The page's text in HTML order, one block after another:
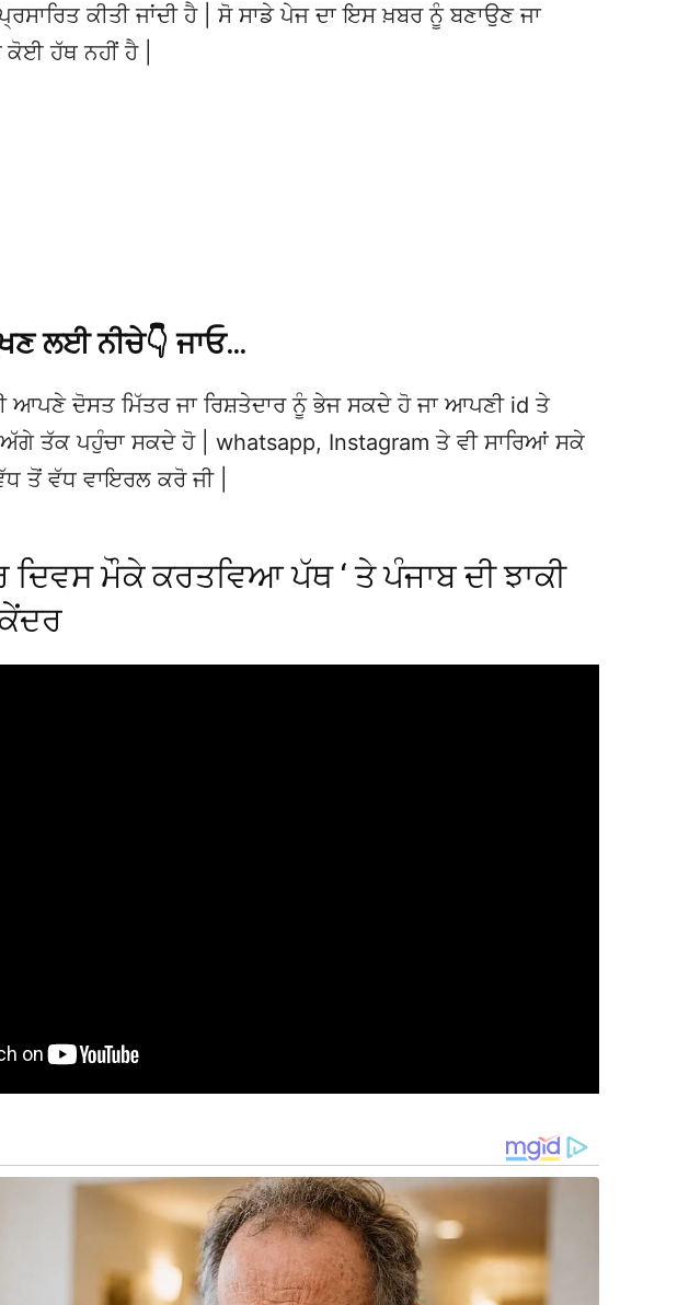
ਕੀਤੀ ਜਾਂਦੀ ਹੈ | ਸੋ ਸਾਡੇ ਪੇਜ ਦਾ ਇਸ ਖ਼ਬਰ ਨੂੰ ਬਣਾਉਣ ਜਾ
ਹੱਥ ਨਹੀਂ ਹੈ |
ਲਈ ਨੀਚੇ👇 ਜਾਓ…
ਆਪਣੇ ਦੋਸਤ ਮਿੱਤਰ ਜਾ ਰਿਸ਼ਤੇਦਾਰ ਨੂੰ ਭੇਜ ਸਕਦੇ ਹੋ ਜਾ ਆਪਣੀ id ਤੇ
ਤੱਕ ਪਹੁੰਚਾ ਸਕਦੇ ਹੋ | whatsapp, Instagram ਤੇ ਵੀ ਸਾਰਿਆਂ ਸਕੇ
ਤੋਂ ਵੱਧ ਵਾਇਰਲ ਕਰੋ ਜੀ |
ਮੌਕੇ ਕਰਤਵਿਆ ਪੱਥ ‘ ਤੇ ਪੰਜਾਬ ਦੀ ਝਾਕੀ
ਕੇਂਦਰ